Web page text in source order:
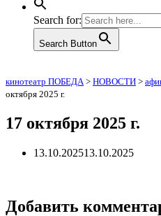
Search for:
Search Button
кинотеатр ПОБЕДА> НОВОСТИ >
октября 2025 г.
17 октября 2025 г.
13.10.202513.10.2025
Добавить